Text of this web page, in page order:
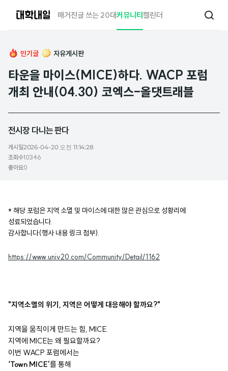
매거진글 쓰는 20대커뮤니티캘린더
검
인기글 자유게시판
타운을 마이스(MICE)하다. WACP 포럼
개최 안내(04.30) 코엑스-올댓트래블
전시장 다니는 판다
게시일2026-04-20 오전 11:14:28
조회수10346
좋아요0
* 해당 포럼은 지역 소멸 및 마이스에 대한 많은 관심으로 성황리에
성료되었습니다.
감사합니다(행사 내용 링크 첨부).
https://www.univ20.com/Community/Detail/1162
"지역소멸의 위기, 지역은 어떻게 대응해야 할까요?"
지역을 움직이게 만드는 힘, MICE.
지역에 MICE는 왜 필요할까요?
이번 WACP 포럼에서는
‘Town MICE’를 통해